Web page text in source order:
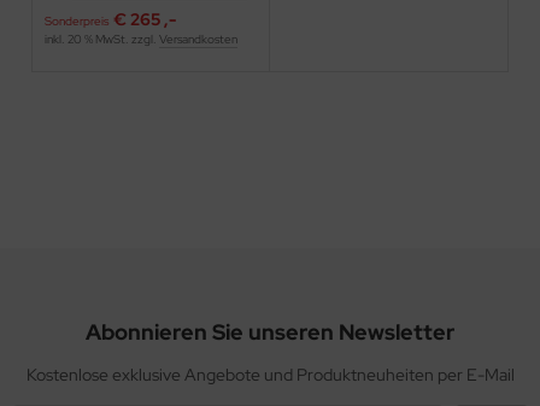
Sonderpreis € 265 ,-
inkl. 20 % MwSt. zzgl. Versandkosten
Abonnieren Sie unseren Newsletter
Kostenlose exklusive Angebote und Produktneuheiten per E-Mail